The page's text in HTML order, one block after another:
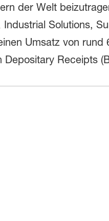
der Welt
Solutions,
Umsatz von rund
Receipts